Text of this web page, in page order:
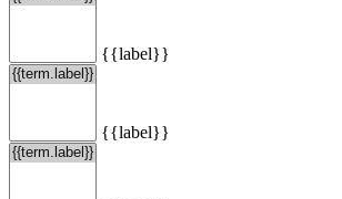
{{label}}
{{label}}